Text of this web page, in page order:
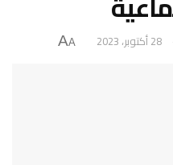
28 أكتوبر، 2023 A
A